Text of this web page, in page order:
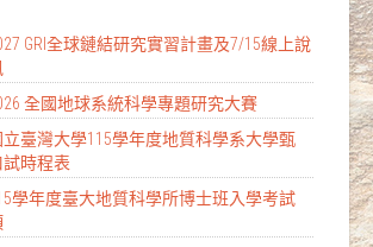
GRI全球鏈結研究實習計畫及7/15線上說
全國地球系統科學專題研究大賽
立臺灣大學115學年度地質科學系大學甄
時程表
學年度臺大地質科學所博士班入學考試